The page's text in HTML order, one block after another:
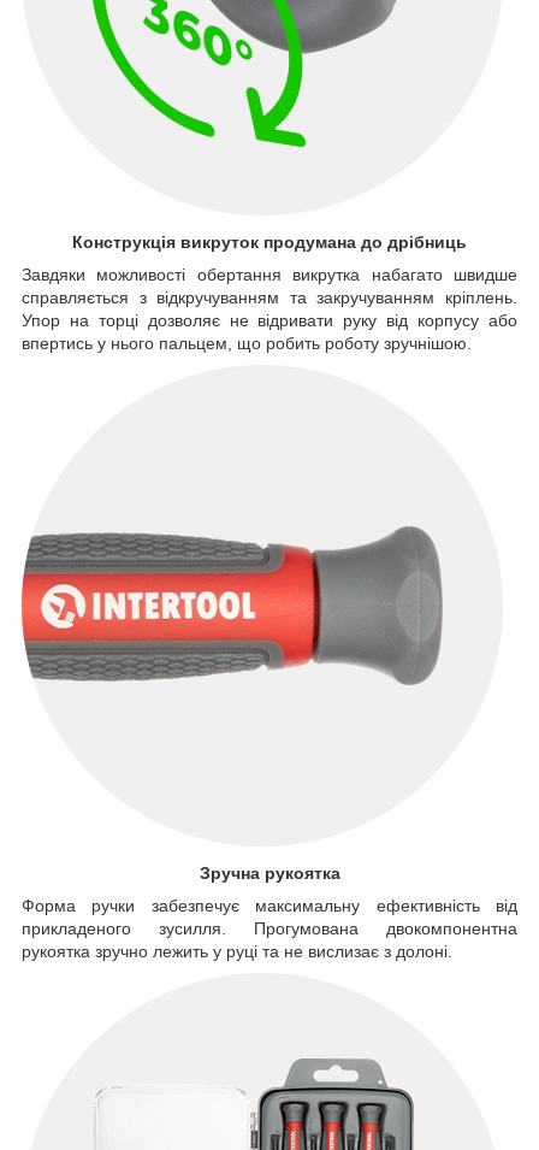
Конструкція викруток продумана до дрібниць
Завдяки можливості обертання викрутка набагато швидше
справляється з відкручуванням та закручуванням кріплень.
Упор на торці дозволяє не відривати руку від корпусу або
впертись у нього пальцем, що робить роботу зручнішою.
Зручна рукоятка
Форма ручки забезпечує максимальну ефективність від
прикладеного зусилля. Прогумована двокомпонентна
рукоятка зручно лежить у руці та не вислизає з долоні.